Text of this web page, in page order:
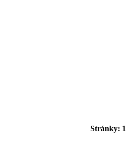
Stránky: 1